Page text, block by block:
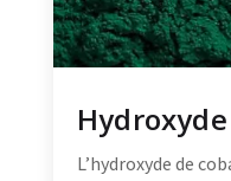
L’hydroxyde de